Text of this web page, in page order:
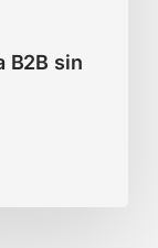
B2B sin